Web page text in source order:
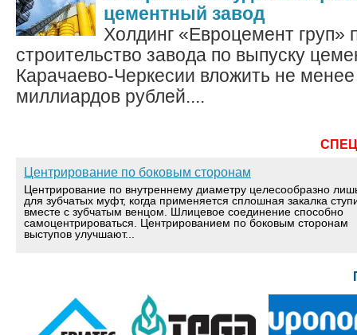
цементный завод
Холдинг «Евроцемент груп»
строительство завода по выпуску
Карачаево-Черкесии вложить не
миллиардов рублей....
Центрирование по боковым сторонам
Центрирование по внутреннему диаметру целесообразно
для зубчатых муфт, когда применяется сплошная закалка
вместе с зубчатым венцом. Шлицевое соединение способно
самоцентрироваться. Центрированием по боковым сторонам
выступов улучшают...